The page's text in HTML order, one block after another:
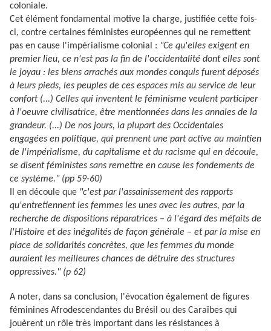
coloniale.
Cet élément fondamental motive la charge, justifiée cette fois-
ci, contre certaines féministes européennes qui ne remettent
pas en cause l'impérialisme colonial : "Ce qu'elles exigent en
premier lieu, ce n'est pas la fin de l'occidentalité dont elles sont
le joyau : les biens arrachés aux mondes conquis furent déposés
à leurs pieds, les peuples de ces espaces mis au service de leur
confort (...) Celles qui inventent le féminisme veulent participer
à l'oeuvre civilisatrice, être mentionnées dans les annales de la
grandeur. (...) De nos jours, la plupart des Occidentales
engagées en politique, qui prennent une part active au maintien
de l'impérialisme, du capitalisme et du racisme qui en découle,
se disent féministes sans remettre en cause les fondements de
ce système." (pp 59-60)
Il en découle que "c'est par l'assainissement des rapports
qu'entretiennent les femmes les unes avec les autres, par la
recherche de dispositions réparatrices – à l'égard des méfaits de
l'Histoire et des inégalités de façon générale – et par la mise en
place de solidarités concrètes, que les femmes du monde
auraient les meilleures chances de détruire des structures
oppressives." (p 62)
A noter, dans sa conclusion, l'évocation également de figures
féminines Afrodescendantes du Brésil ou des Caraïbes qui
jouèrent un rôle très important dans les résistances à